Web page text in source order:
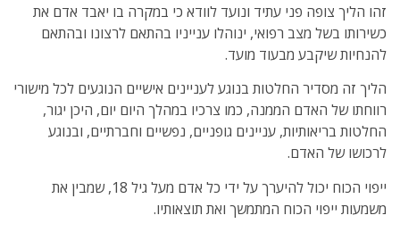
זהו הליך צופה פני עתיד ונועד לוודא כי במקרה בו יאבד אדם את
כשירותו בשל מצב רפואי, ינוהלו ענייניו בהתאם לרצונו ובהתאם
להנחיות שיקבע מבעוד מועד.
הליך זה מסדיר החלטות בנוגע לעניינים אישיים הנוגעים לכל מישורי
רווחתו של האדם הממנה, כמו צרכיו במהלך היום יום, היכן יגור,
החלטות בריאותיות, עניינים גופניים, נפשיים וחברתיים, ובנוגע
לרכושו של האדם.
ייפוי הכוח יכול להיערך על ידי כל אדם מעל גיל 18, שמבין את
משמעות ייפוי הכוח המתמשך ואת תוצאותיו.